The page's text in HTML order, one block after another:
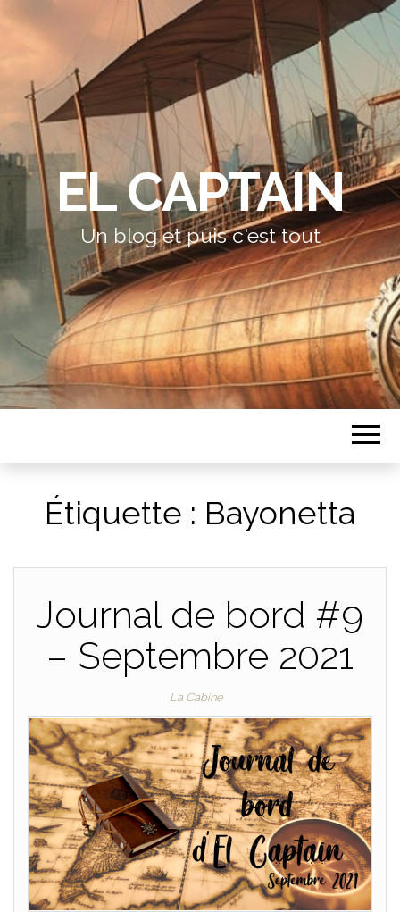
EL CAPTAIN
Un blog et puis c'est tout
Étiquette : Bayonetta
Journal de bord #9
– Septembre 2021
La Cabine